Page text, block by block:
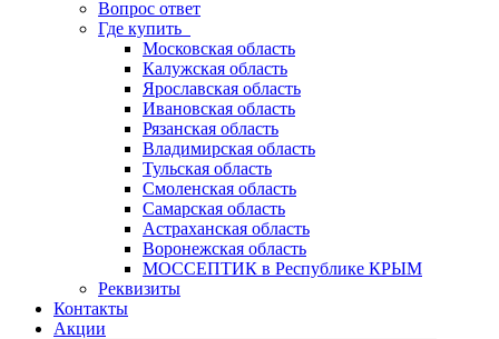
Вопрос ответ
Где купить
Московская область
Калужская область
Ярославская область
Ивановская область
Рязанская область
Владимирская область
Тульская область
Смоленская область
Самарская область
Астраханская область
Воронежская область
МОССЕПТИК в Республике КРЫМ
Реквизиты
Контакты
Акции